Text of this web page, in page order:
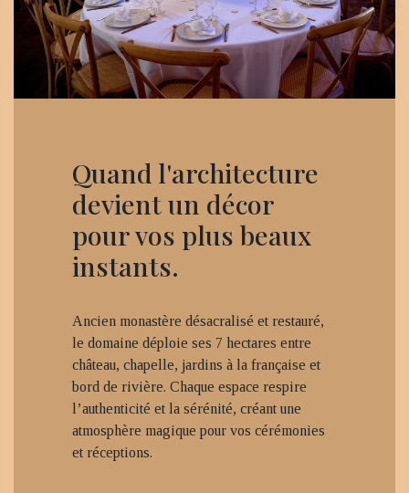
Quand l'architecture
devient un décor
pour vos plus beaux
instants.
Ancien monastère désacralisé et restauré,
le domaine déploie ses 7 hectares entre
château, chapelle, jardins à la française et
bord de rivière. Chaque espace respire
l’authenticité et la sérénité, créant une
atmosphère magique pour vos cérémonies
et réceptions.